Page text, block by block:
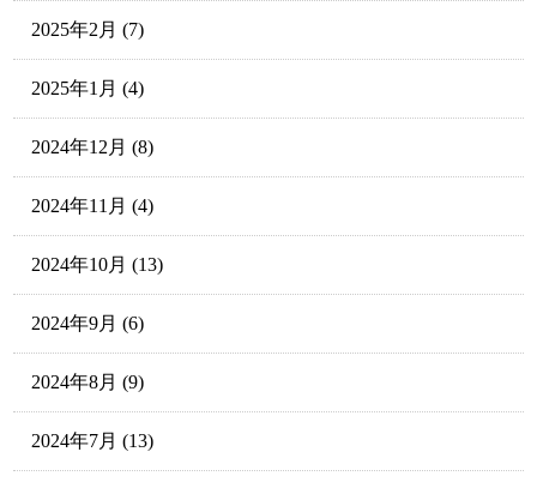
2025年2月 (7)
2025年1月 (4)
2024年12月 (8)
2024年11月 (4)
2024年10月 (13)
2024年9月 (6)
2024年8月 (9)
2024年7月 (13)